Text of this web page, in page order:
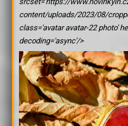
content/uploads/2023/08/
class='avatar avatar-22 photo'
decoding='async'/>